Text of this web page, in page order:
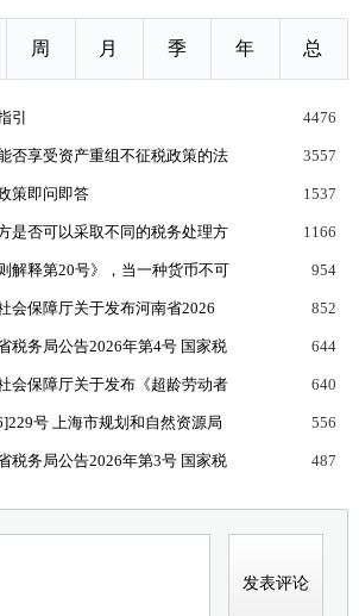
周 月 季 年 总
引 4476
否享受资产重组不征税政策的法
3557
策即问即答 1537
是否可以采取不同的税务处理方
1166
解释第20号》，当一种货币不可
954
会保障厅关于发布河南省2026
852
税务局公告2026年第4号 国家税
644
会保障厅关于发布《超龄劳动者
640
号 上海市规划和自然资源局
556
税务局公告2026年第3号 国家税
487